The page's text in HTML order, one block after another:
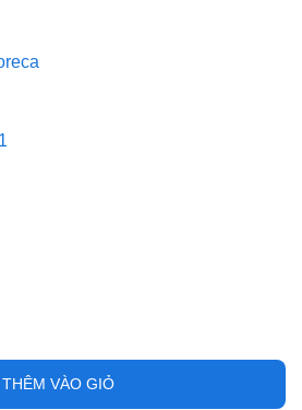
THÊM VÀO GIỎ
kiện: